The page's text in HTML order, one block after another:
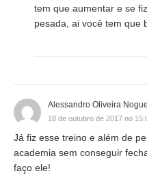
tem que aumentar e se
pesada, ai você tem que
Alessandro Oliveira
18 de outubro de 2017 no
Já fiz esse treino e além de
academia sem conseguir
faço ele!